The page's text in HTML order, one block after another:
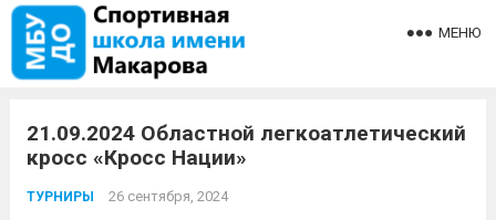
МЕНЮ
21.09.2024 Областной легкоатлетический
кросс «Кросс Нации»
ТУРНИРЫ 26 сентября, 2024